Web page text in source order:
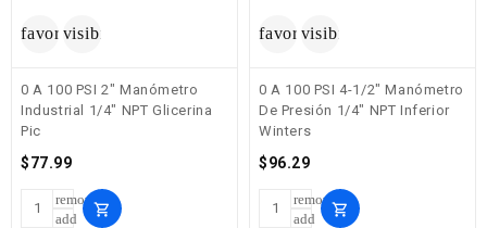
favorite_border
visibility
0 A 100 PSI 2" Manómetro
Industrial 1/4" NPT Glicerina
Pic
$77.99Precio
remove
add
shopping_cart
favorite_border
visibility
0 A 100 PSI 4-1/2" Manómetro
De Presión 1/4" NPT Inferior
Winters
$96.29Precio
remove
add
shopping_cart